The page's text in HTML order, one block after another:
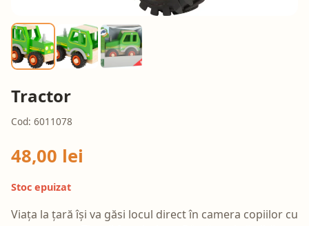
Tractor
Cod: 6011078
48,00 lei
Stoc epuizat
Viața la țară își va găsi locul direct în camera copiilor cu